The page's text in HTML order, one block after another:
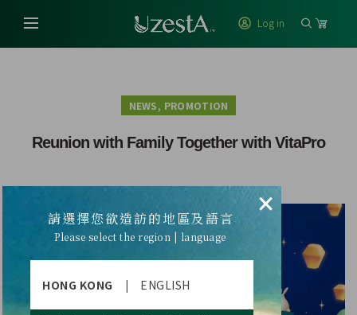
Log in
NEWS, PROMOTION
Reunion with Family Together with VitaPro
×
請選擇您欲造訪的地區及語言
Please select the region | language
HONG KONG | ENGLISH